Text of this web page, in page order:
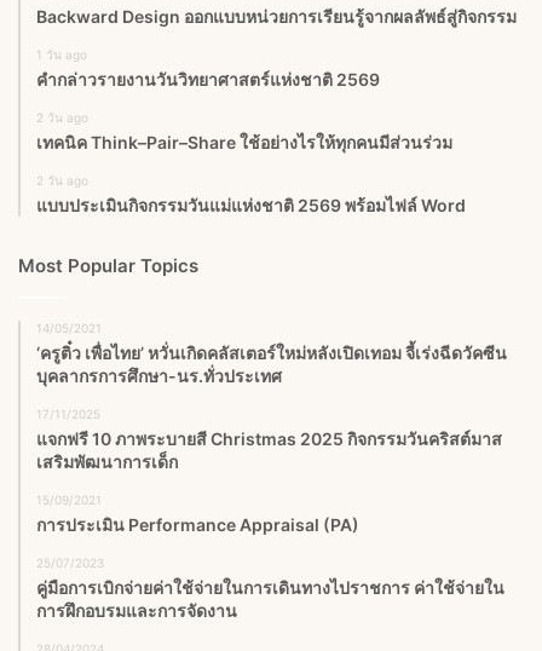
Backward Design ออกแบบหน่วยการเรียนรู้จากผลลัพธ์สู่กิจกรรม
1 วัน ago
คำกล่าวรายงานวันวิทยาศาสตร์แห่งชาติ 2569
2 วัน ago
เทคนิค Think–Pair–Share ใช้อย่างไรให้ทุกคนมีส่วนร่วม
2 วัน ago
แบบประเมินกิจกรรมวันแม่แห่งชาติ 2569 พร้อมไฟล์ Word
Most Popular Topics
14/05/2021
‘ครูติ๋ว เพื่อไทย’ หวั่นเกิดคลัสเตอร์ใหม่หลังเปิดเทอม จี้เร่งฉีดวัคซีน
บุคลากรการศึกษา-นร.ทั่วประเทศ
17/11/2025
แจกฟรี 10 ภาพระบายสี Christmas 2025 กิจกรรมวันคริสต์มาส
เสริมพัฒนาการเด็ก
15/09/2021
การประเมิน Performance Appraisal (PA)
25/07/2023
คู่มือการเบิกจ่ายค่าใช้จ่ายในการเดินทางไปราชการ ค่าใช้จ่ายใน
การฝึกอบรมและการจัดงาน